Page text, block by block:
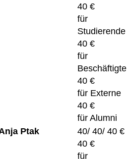
40 €
für
Studierende
40 €
für
Beschäftigte
40 €
für Externe
40 €
für Alumni
Ptak
40/ 40/ 40 €
40 €
für